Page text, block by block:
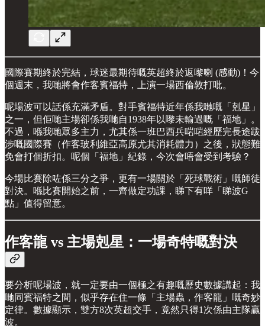
國際賽期終於完結，球迷最期待嘅英超終於返嚟喇 (感動)！今
個週末，我哋將會作客賓福特，上演一場西倫敦打吡。
呢場波可以話係充滿矛盾。對手賓福特近年係我哋嘅「剋星」
之一，但佢哋主場卻係我哋自1938年以嚟未輸過嘅「福地」。
不過，喺我哋眾多主力，尤其係一班巴西兵啱啱經歷完長途跋
涉嘅國際賽（作客玻利維亞高原尤其消耗體力）之後，狀態難
免會打個折扣。呢個「福地」紀錄，今次會唔會受到考驗？
今場比賽除咗係三分之爭，更有一場關於「死球戰術」嘅師徒
對決。喺比賽開始之前，一齊做定功課，睇下有咩「睇波G
點」值得留意。
作客龍 vs 主場剋星：一場奇特嘅對決
要分析呢場波，就一定要由一個極之有趣嘅歷史數據講起：我
哋同賓福特之間，似乎存在住一條「主場蟲，作客龍」嘅奇妙
定律。數據顯示，雙方8次英超交手，竟然只得1次係由主隊贏
波。